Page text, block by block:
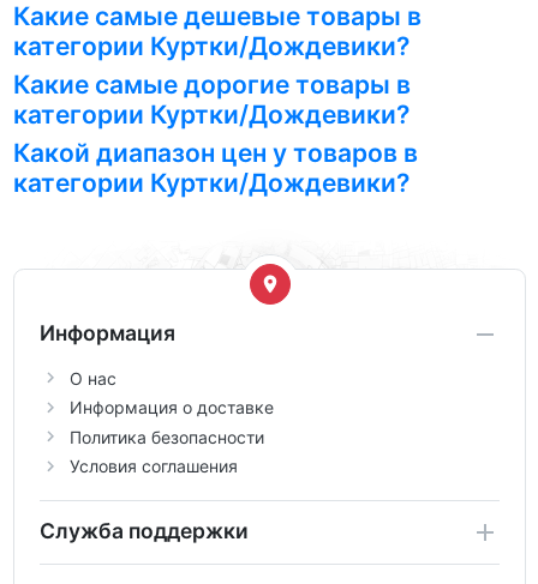
Какие самые дешевые товары в
категории Куртки/Дождевики?
Какие самые дорогие товары в
категории Куртки/Дождевики?
Какой диапазон цен у товаров в
категории Куртки/Дождевики?
Информация
О нас
Информация о доставке
Политика безопасности
Условия соглашения
Служба поддержки